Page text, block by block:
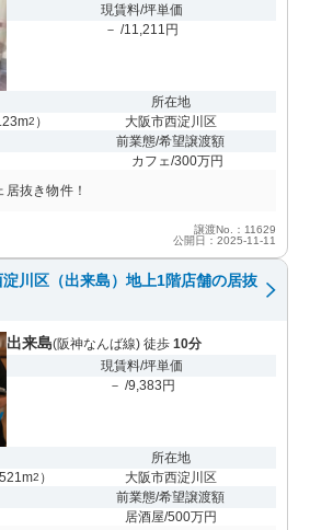
現賃料/坪単価
－ /11,211円
2 ）
所在地
大阪市西淀川区
前業態/希望譲渡額
カフェ/300万円
抜き物件！
譲渡No.：11629
公開日：2025-11-11
淀川区（出来島）地上1階店舗の居抜
出来島(阪神なんば線) 徒歩 10分
現賃料/坪単価
－ /9,383円
2 ）
所在地
大阪市西淀川区
前業態/希望譲渡額
居酒屋/500万円